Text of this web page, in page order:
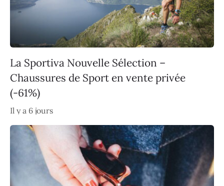
La Sportiva Nouvelle Sélection –
Chaussures de Sport en vente privée
(-61%)
Il y a 6 jours